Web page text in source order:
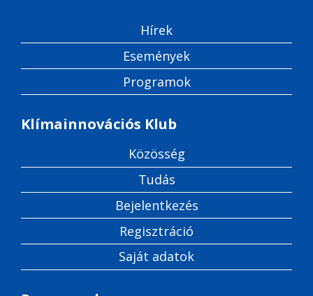
Hírek
Események
Programok
Klímainnovációs Klub
Közösség
Tudás
Bejelentkezés
Regisztráció
Saját adatok